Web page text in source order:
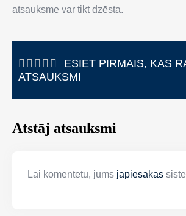
atsauksme var tikt dzēsta.
ESIET PIRMAIS, KAS
ATSAUKSMI
Atstāj atsauksmi
Lai komentētu, jums jāpiesakās